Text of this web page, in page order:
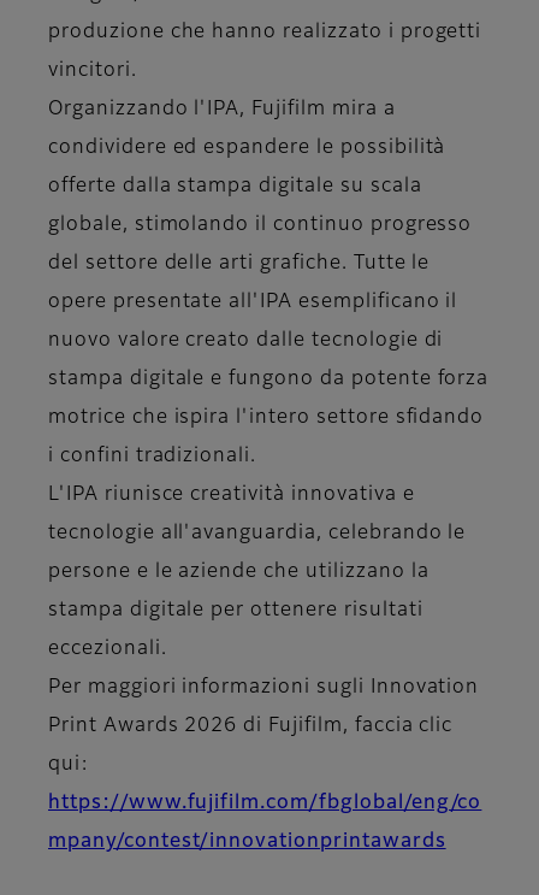
produzione che hanno realizzato i progetti
vincitori.
Organizzando l'IPA, Fujifilm mira a
condividere ed espandere le possibilità
offerte dalla stampa digitale su scala
globale, stimolando il continuo progresso
del settore delle arti grafiche. Tutte le
opere presentate all'IPA esemplificano il
nuovo valore creato dalle tecnologie di
stampa digitale e fungono da potente forza
motrice che ispira l'intero settore sfidando
i confini tradizionali.
L'IPA riunisce creatività innovativa e
tecnologie all'avanguardia, celebrando le
persone e le aziende che utilizzano la
stampa digitale per ottenere risultati
eccezionali.
Per maggiori informazioni sugli Innovation
Print Awards 2026 di Fujifilm, faccia clic
qui:
https://www.fujifilm.com/fbglobal/eng/co
mpany/contest/innovationprintawards